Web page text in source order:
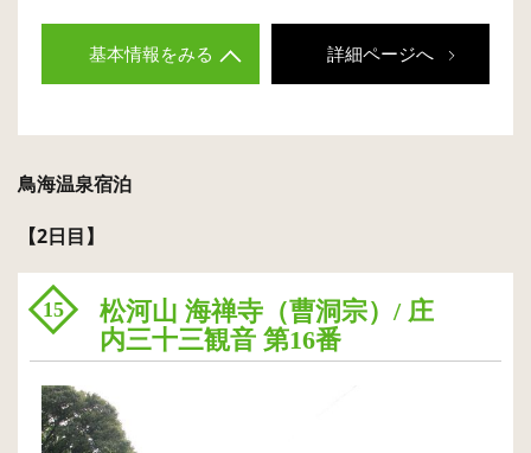
基本情報をみる 詳細ページへ
鳥海温泉宿泊
【2日目】
15
松河山 海禅寺（曹洞宗）/ 庄
内三十三観音 第16番